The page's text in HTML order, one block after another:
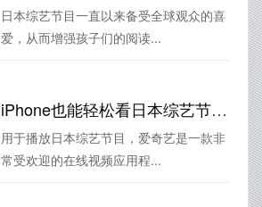
日本综艺节目一直以来备受全球观众的喜
爱，从而增强孩子们的阅读...
iPhone也能轻松看日本综艺节目！用什么软件看最受欢迎？
用于播放日本综艺节目，爱奇艺是一款非
常受欢迎的在线视频应用程...